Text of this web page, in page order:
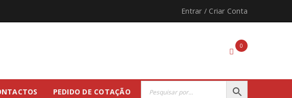
Entrar / Criar Conta
0
PEDIDO DE COTAÇÃO